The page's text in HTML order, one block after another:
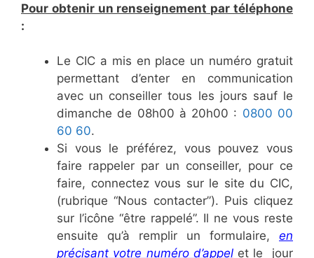
Pour obtenir un renseignement par téléphone
:
Le CIC a mis en place un numéro gratuit
permettant d’enter en communication
avec un conseiller tous les jours sauf le
dimanche de 08h00 à 20h00 : 0800 00
60 60.
Si vous le préférez, vous pouvez vous
faire rappeler par un conseiller, pour ce
faire, connectez vous sur le site du CIC,
(rubrique “Nous contacter”). Puis cliquez
sur l’icône “être rappelé”. Il ne vous reste
ensuite qu’à remplir un formulaire, en
précisant votre numéro d’appelet le jour